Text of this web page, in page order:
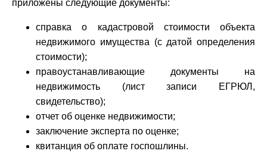
приложены следующие документы:
справка о кадастровой стоимости объекта
недвижимого имущества (с датой определения
стоимости);
правоустанавливающие документы на
недвижимость (лист записи ЕГРЮЛ,
свидетельство);
отчет об оценке недвижимости;
заключение эксперта по оценке;
квитанция об оплате госпошлины.